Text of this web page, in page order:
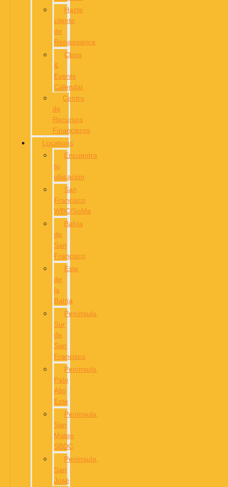
Hazte
cliente
de
Renaissance
Class
&
Events
Calendar
Centro
de
Recursos
Financieros
Locations
Encuentra
tu
ubicación
San
Francisco
WBC/SoMa
Bahía
de
San
Francisco
Este
de
la
Bahía
Península,
Sur
de
San
Francisco
Península,
Palo
Alto
Este
Península,
San
Mateo
SBDC
Península,
San
José